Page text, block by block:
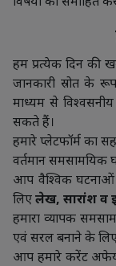
हम प्रत्येक दिन की
जानकारी स्रोत के
माध्यम से
सकते हैं।
हमारे प्लेटफॉर्म का
वर्तमान
आप वैश्विक घटनाओं
लिएलेख, सारांश व
हमारा व्यापक
एवं सरल बनाने के
आप हमारे करेंट